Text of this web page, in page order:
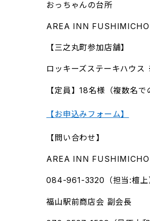
おっちゃんの台所
AREA INN FUSHIMICHO
【三之丸町参加店舗】
ロッキーズステーキハウ
【定員】18名様（複数名で
【お申込みフォーム】
【問い合わせ】
AREA INN FUSHIMICHO
084-961-3320（担当:檀上
福山駅前商店会 副会長